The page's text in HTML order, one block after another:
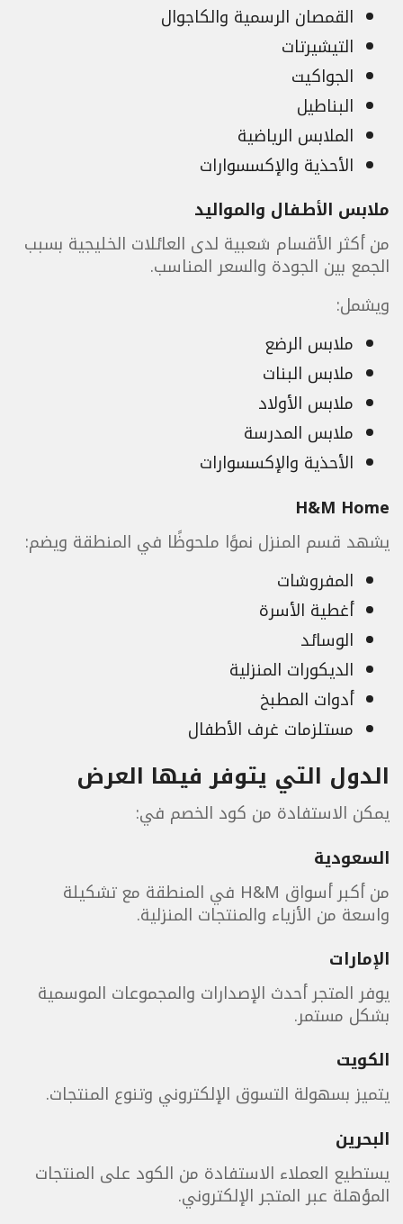
القمصان الرسمية والكاجوال
التيشيرتات
الجواكيت
البناطيل
الملابس الرياضية
الأحذية والإكسسوارات
ملابس الأطفال والمواليد
من أكثر الأقسام شعبية لدى العائلات الخليجية بسبب
الجمع بين الجودة والسعر المناسب.
ويشمل:
ملابس الرضع
ملابس البنات
ملابس الأولاد
ملابس المدرسة
الأحذية والإكسسوارات
H&M Home
يشهد قسم المنزل نموًا ملحوظًا في المنطقة ويضم:
المفروشات
أغطية الأسرة
الوسائد
الديكورات المنزلية
أدوات المطبخ
مستلزمات غرف الأطفال
الدول التي يتوفر فيها العرض
يمكن الاستفادة من كود الخصم في:
السعودية
من أكبر أسواق H&M في المنطقة مع تشكيلة
واسعة من الأزياء والمنتجات المنزلية.
الإمارات
يوفر المتجر أحدث الإصدارات والمجموعات الموسمية
بشكل مستمر.
الكويت
يتميز بسهولة التسوق الإلكتروني وتنوع المنتجات.
البحرين
يستطيع العملاء الاستفادة من الكود على المنتجات
المؤهلة عبر المتجر الإلكتروني.